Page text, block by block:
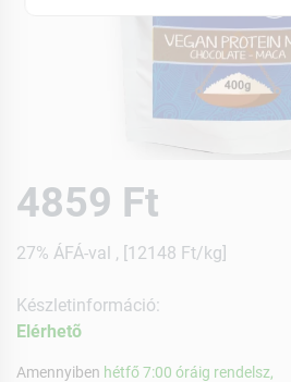
4859 Ft
27% ÁFÁ-val , [12148 Ft/kg]
Készletinformáció:
Elérhetõ
Amennyiben hétfő 7:00 óráig rendelsz,